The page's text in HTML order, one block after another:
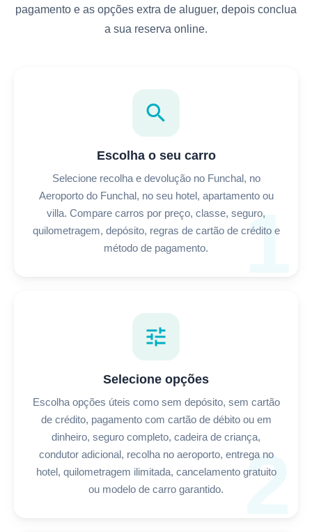
pagamento e as opções extra de aluguer, depois conclua
a sua reserva online.
1
search
Escolha o seu carro
Selecione recolha e devolução no Funchal, no
Aeroporto do Funchal, no seu hotel, apartamento ou
villa. Compare carros por preço, classe, seguro,
quilometragem, depósito, regras de cartão de crédito e
método de pagamento.
2
tune
Selecione opções
Escolha opções úteis como sem depósito, sem cartão
de crédito, pagamento com cartão de débito ou em
dinheiro, seguro completo, cadeira de criança,
condutor adicional, recolha no aeroporto, entrega no
hotel, quilometragem ilimitada, cancelamento gratuito
ou modelo de carro garantido.